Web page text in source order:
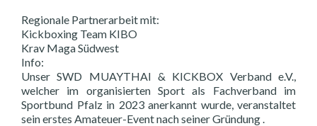
Regionale Partnerarbeit mit:
Kickboxing Team KIBO
Krav Maga Südwest
Info:
Unser SWD MUAYTHAI & KICKBOX Verband e.V.,
welcher im organisierten Sport als Fachverband im
Sportbund Pfalz in 2023 anerkannt wurde, veranstaltet
sein erstes Amateuer-Event nach seiner Gründung .